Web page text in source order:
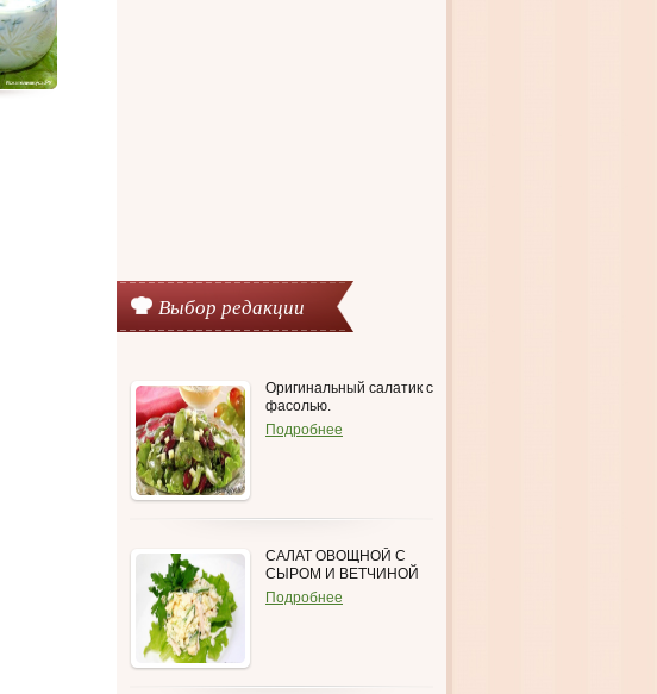
Выбор редакции
Оригинальный салатик с
фасолью.
Подробнее
САЛАТ ОВОЩНОЙ С
СЫРОМ И ВЕТЧИНОЙ
Подробнее